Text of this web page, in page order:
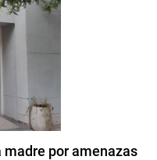
por amenazas